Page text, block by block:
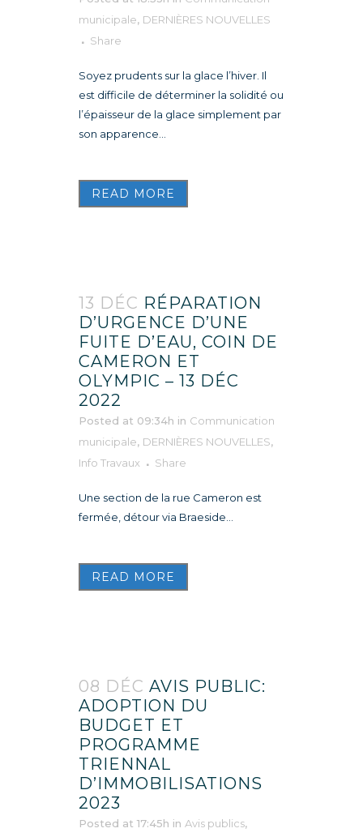
municipale, DERNIÈRES NOUVELLES
Share
Soyez prudents sur la glace l’hiver. Il
est difficile de déterminer la solidité ou
l’épaisseur de la glace simplement par
son apparence...
READ MORE
13 DÉC RÉPARATION
D’URGENCE D’UNE
FUITE D’EAU, COIN DE
CAMERON ET
OLYMPIC – 13 DÉC
2022
Posted at 09:34h in Communication
municipale, DERNIÈRES NOUVELLES,
Info Travaux
Share
Une section de la rue Cameron est
fermée, détour via Braeside...
READ MORE
08 DÉC AVIS PUBLIC:
ADOPTION DU
BUDGET ET
PROGRAMME
TRIENNAL
D’IMMOBILISATIONS
2023
Posted at 17:45h in Avis publics,